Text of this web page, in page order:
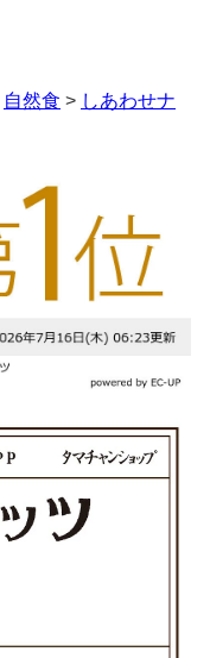
自然食 > しあわせナ